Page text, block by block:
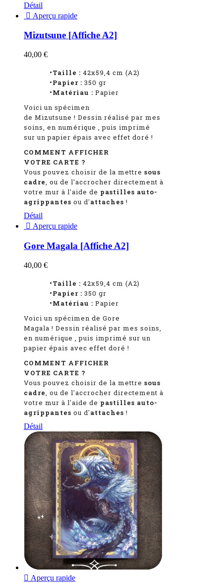
Détail
 Aperçu rapide
Mizutsune [Affiche A2]
40,00 €
•Taille : 42x59,4 cm (A2)
•Papier : 350 gr
•Matériau : Papier
Voici un spécimen
de Mizutsune ! Dessin réalisé par mes
soins, en numérique , puis imprimé
sur un papier épais avec effet doré !
COMMENT AFFICHER
VOTRE CARTE ?
Vous pouvez choisir de la mettre sous
cadre, ou de l'accrocher directement à
votre mur à l'aide de pastilles auto-
agrippantes ou d'attaches !
Détail
 Aperçu rapide
Gore Magala [Affiche A2]
40,00 €
•Taille : 42x59,4 cm (A2)
•Papier : 350 gr
•Matériau : Papier
Voici un spécimen de Gore
Magala ! Dessin réalisé par mes soins,
en numérique
, puis imprimé sur un
papier épais avec effet doré !
COMMENT AFFICHER
VOTRE CARTE ?
Vous pouvez choisir de la mettre sous
cadre , ou de l'accrocher directement à
votre mur à l'aide de pastilles auto-
agrippantes ou d'attaches !
Détail
 Aperçu rapide